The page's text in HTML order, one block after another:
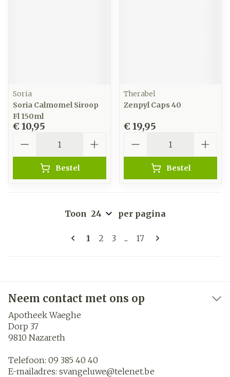
Soria
Soria Calmomel Siroop
Fl 150ml
€ 10,95
Bestel
Therabel
Zenpyl Caps 40
€ 19,95
Bestel
Pagina's
U lees momenteel pagina
1 Pagina
2 Pagina
3 ... Pagina
17
Toon per pagina
Neem contact met ons op
Apotheek Waeghe
Dorp 37
9810 Nazareth
Telefoon: 09 385 40 40
E-mailadres: svangeluwe@telenet.be